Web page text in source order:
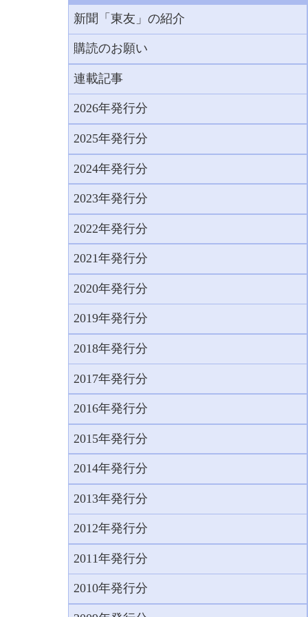
新聞「東友」の紹介
購読のお願い
連載記事
2026年発行分
2025年発行分
2024年発行分
2023年発行分
2022年発行分
2021年発行分
2020年発行分
2019年発行分
2018年発行分
2017年発行分
2016年発行分
2015年発行分
2014年発行分
2013年発行分
2012年発行分
2011年発行分
2010年発行分